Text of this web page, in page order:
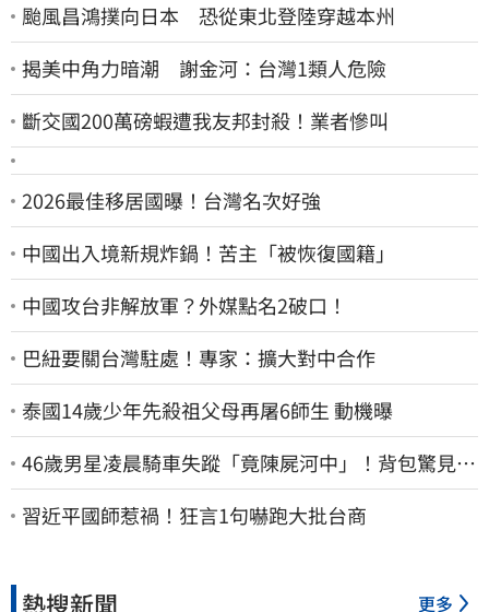
颱風昌鴻撲向日本 恐從東北登陸穿越本州
揭美中角力暗潮 謝金河：台灣1類人危險
斷交國200萬磅蝦遭我友邦封殺！業者慘叫
2026最佳移居國曝！台灣名次好強
中國出入境新規炸鍋！苦主「被恢復國籍」
中國攻台非解放軍？外媒點名2破口！
巴紐要關台灣駐處！專家：擴大對中合作
泰國14歲少年先殺祖父母再屠6師生 動機曝
46歲男星凌晨騎車失蹤「竟陳屍河中」！背包驚見
20kg水泥塊 死因成謎
習近平國師惹禍！狂言1句嚇跑大批台商
熱搜新聞 更多